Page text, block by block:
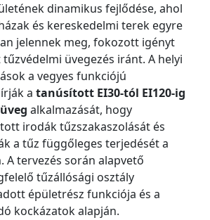
dinamikus fejlődése, ahol
és kereskedelmi terek egyre
jelennek meg, fokozott igényt
üvegezés iránt. A helyi
a vegyes funkciójú
a tanúsított EI30-tól EI120-ig
alkalmazását, hogy
irodák tűzszakaszolását és
a tűz függőleges terjedését a
A tervezés során alapvető
tűzállósági osztály
épületrész funkciója és a
kockázatok alapján.